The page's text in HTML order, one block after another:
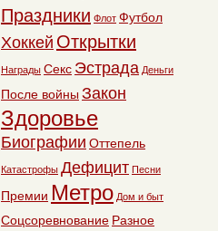
Праздники Флот Футбол
Хоккей Открытки
Награды Секс Эстрада Деньги
После войны Закон
Здоровье
Биографии Оттепель
Катастрофы Дефицит Песни
Премии Метро Дом и быт
Соцсоревнование Разное